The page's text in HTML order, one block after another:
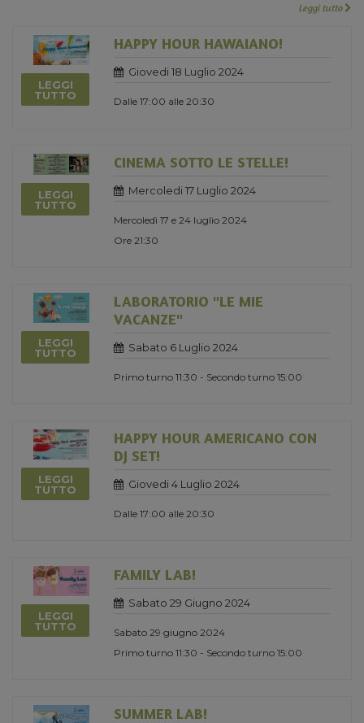
Leggi tutto
LEGGI
TUTTO
HAPPY HOUR HAWAIANO!
Giovedi 18 Luglio 2024
Dalle 17:00 alle 20:30
LEGGI
TUTTO
CINEMA SOTTO LE STELLE!
Mercoledi 17 Luglio 2024
Mercoledì 17 e 24 luglio 2024
Ore 21:30
LEGGI
TUTTO
LABORATORIO "LE MIE
VACANZE"
Sabato 6 Luglio 2024
Primo turno 11:30 - Secondo turno 15:00
LEGGI
TUTTO
HAPPY HOUR AMERICANO CON
DJ SET!
Giovedi 4 Luglio 2024
Dalle 17:00 alle 20:30
LEGGI
TUTTO
FAMILY LAB!
Sabato 29 Giugno 2024
Sabato 29 giugno 2024
Primo turno 11:30 - Secondo turno 15:00
SUMMER LAB!